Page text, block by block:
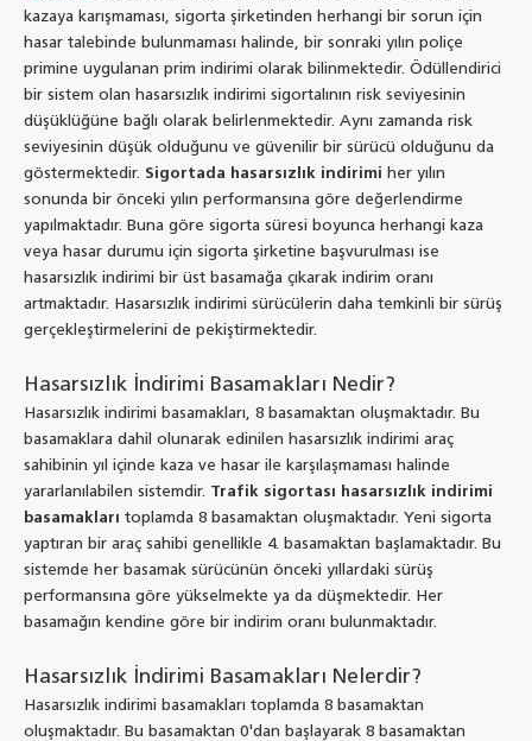
kazaya karışmaması, sigorta şirketinden herhangi bir sorun için
hasar talebinde bulunmaması halinde, bir sonraki yılın poliçe
primine uygulanan prim indirimi olarak bilinmektedir. Ödüllendirici
bir sistem olan hasarsızlık indirimi sigortalının risk seviyesinin
düşüklüğüne bağlı olarak belirlenmektedir. Aynı zamanda risk
seviyesinin düşük olduğunu ve güvenilir bir sürücü olduğunu da
göstermektedir. Sigortada hasarsızlık indirimi her yılın
sonunda bir önceki yılın performansına göre değerlendirme
yapılmaktadır. Buna göre sigorta süresi boyunca herhangi kaza
veya hasar durumu için sigorta şirketine başvurulması ise
hasarsızlık indirimi bir üst basamağa çıkarak indirim oranı
artmaktadır. Hasarsızlık indirimi sürücülerin daha temkinli bir sürüş
gerçekleştirmelerini de pekiştirmektedir.
Hasarsızlık İndirimi Basamakları Nedir?
Hasarsızlık indirimi basamakları, 8 basamaktan oluşmaktadır. Bu
basamaklara dahil olunarak edinilen hasarsızlık indirimi araç
sahibinin yıl içinde kaza ve hasar ile karşılaşmaması halinde
yararlanılabilen sistemdir. Trafik sigortası hasarsızlık indirimi
basamakları toplamda 8 basamaktan oluşmaktadır. Yeni sigorta
yaptıran bir araç sahibi genellikle 4. basamaktan başlamaktadır. Bu
sistemde her basamak sürücünün önceki yıllardaki sürüş
performansına göre yükselmekte ya da düşmektedir. Her
basamağın kendine göre bir indirim oranı bulunmaktadır.
Hasarsızlık İndirimi Basamakları Nelerdir?
Hasarsızlık indirimi basamakları toplamda 8 basamaktan
oluşmaktadır. Bu basamaktan 0'dan başlayarak 8 basamaktan